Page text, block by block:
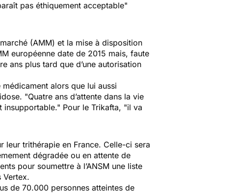
pas éthiquement acceptable"
(AMM) et la mise à disposition
européenne date de 2015 mais, faute
ans plus tard que d’une autorisation
alors que lui aussi
"Quatre ans d’attente dans la vie
insupportable." Pour le Trikafta, "il va
leur trithérapie en France. Celle-ci sera
dégradée ou en attente de
pour soumettre à l’ANSM une liste
Vertex.
de 70.000 personnes atteintes de